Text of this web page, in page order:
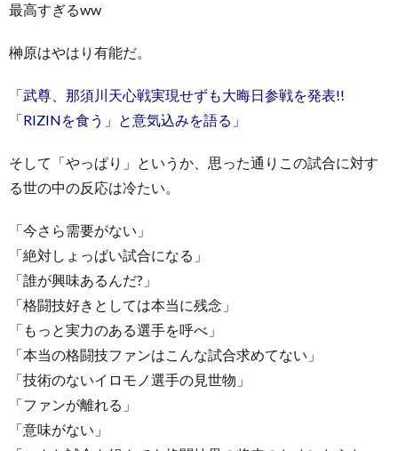
最高すぎるww
榊原はやはり有能だ。
「武尊、那須川天心戦実現せずも大晦日参戦を発表!!
「RIZINを食う」と意気込みを語る」
そして「やっぱり」というか、思った通りこの試合に対す
る世の中の反応は冷たい。
「今さら需要がない」
「絶対しょっぱい試合になる」
「誰が興味あるんだ?」
「格闘技好きとしては本当に残念」
「もっと実力のある選手を呼べ」
「本当の格闘技ファンはこんな試合求めてない」
「技術のないイロモノ選手の見世物」
「ファンが離れる」
「意味がない」